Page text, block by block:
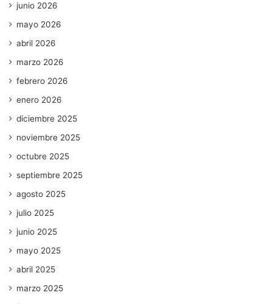
junio 2026
mayo 2026
abril 2026
marzo 2026
febrero 2026
enero 2026
diciembre 2025
noviembre 2025
octubre 2025
septiembre 2025
agosto 2025
julio 2025
junio 2025
mayo 2025
abril 2025
marzo 2025